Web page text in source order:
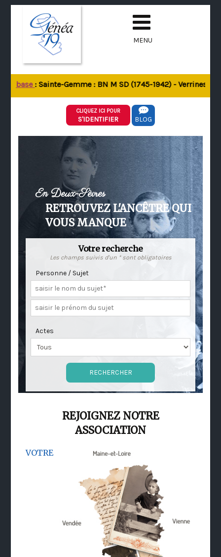
MENU
base: Sainte-Gemme : BN M SD (1745-1942) - Verrines-
CLIQUEZ ICI POUR
S'IDENTIFIER BLOG
En Deux-Sèvres
RETROUVEZ L'ANCÊTRE QUI
VOUS MANQUE
Votre recherche
Les champs suivis d'un * sont obligatoires
Personne / Sujet
Actes
REJOIGNEZ NOTRE
ASSOCIATION
VOTRE